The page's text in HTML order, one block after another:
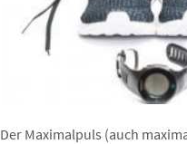
Der Maximalpuls (auch